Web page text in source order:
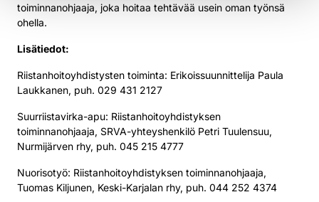
toiminnanohjaaja, joka hoitaa tehtävää usein oman työnsä
ohella.
Lisätiedot:
Riistanhoitoyhdistysten toiminta: Erikoissuunnittelija Paula
Laukkanen, puh. 029 431 2127
Suurriistavirka-apu: Riistanhoitoyhdistyksen
toiminnanohjaaja, SRVA-yhteyshenkilö Petri Tuulensuu,
Nurmijärven rhy, puh. 045 215 4777
Nuorisotyö: Riistanhoitoyhdistyksen toiminnanohjaaja,
Tuomas Kiljunen, Keski-Karjalan rhy, puh. 044 252 4374